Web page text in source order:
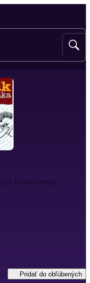
5(2 hodnotenia)
Pridať do obľúbených